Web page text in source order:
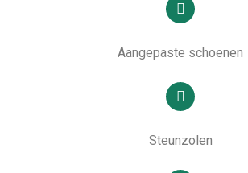
Aangepaste schoenen
Steunzolen